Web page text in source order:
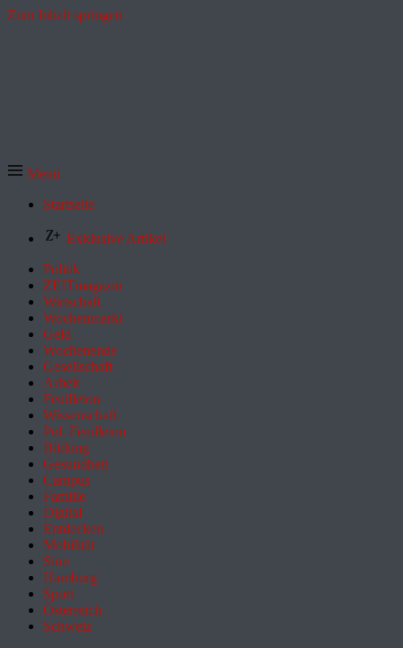
Zum Inhalt springen
Menü
Startseite
Exklusive Artikel
Politik
ZEITmagazin
Wirtschaft
Wochenmarkt
Geld
Wochenende
Gesellschaft
Arbeit
Feuilleton
Wissenschaft
Pol. Feuilleton
Bildung
Gesundheit
Campus
Familie
Digital
Entdecken
Mobilität
Sinn
Hamburg
Sport
Österreich
Schweiz